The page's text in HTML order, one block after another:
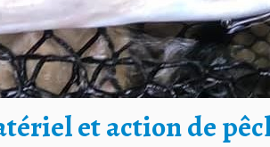
et action de